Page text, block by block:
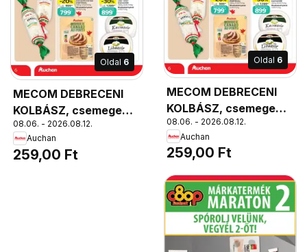
Oldal 6
MECOM DEBRECENI
KOLBÁSZ, csemege
vagy csípős, 3490
Ft/kg, 2590 Ft/kg,
csemegepultban
08.06. - 2026.08.12.
Auchan
259,00 Ft
Oldal 6
MECOM DEBRECENI
KOLBÁSZ, csemege
vagy csípős, 3490
Ft/kg, 2590 Ft/kg,
csemegepultban
kapható
08.06. - 2026.08.12.
Auchan
259,00 Ft